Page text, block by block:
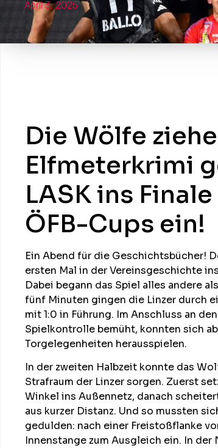
April 3, 2025
Die Wölfe
Elfmeterkrimi
LASK ins
ÖFB-Cups ein!
Ein Abend für die Geschichtsbücher!
ersten Mal in der Vereinsgeschichte
Dabei begann das Spiel alles andere
fünf Minuten gingen die Linzer durch
mit 1:0 in Führung. Im Anschluss an
Spielkontrolle bemüht, konnten sich
Torgelegenheiten herausspielen.
In der zweiten Halbzeit konnte das
Strafraum der Linzer sorgen. Zuerst
Winkel ins Außennetz, danach
aus kurzer Distanz. Und so mussten
gedulden: nach einer Freistoßflanke
Innenstange zum Ausgleich ein. In